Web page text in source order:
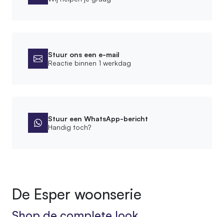
Breedte voet
24 cm
Montage
Leveringsvorm
Afwerking
Stuur ons een e-mail
Reactie binnen 1 werkdag
Stuur een WhatsApp-bericht
Handig toch?
De Esper woonserie